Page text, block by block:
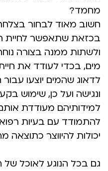
מחמד?
חשוב מאוד לבחור
בכזאת שתאפשר לחיית
ולשתות ממנה בצורה
מים, בכדי לעודד את
לדאוג שהמים יוצעו
ונגישה ועל כן, שימוש
למידותיהם מעודדת
להתמודד עם בעיות
יכולות להיווצר כתוצאה
גם בכל הנוגע לאוכל